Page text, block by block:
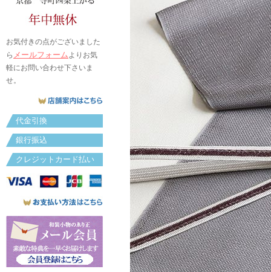
お気付きの点がございました
ら メールフォームよりお気
軽にお問い合わせ下さいま
せ。
代金引換
銀行振込
クレジットカード払い